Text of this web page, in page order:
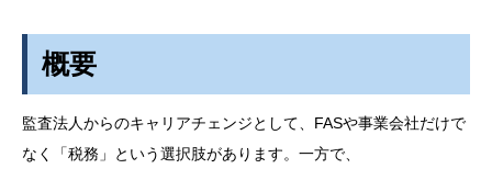
概要
監査法人からのキャリアチェンジとして、FASや事業会社だけで
なく「税務」という選択肢があります。一方で、